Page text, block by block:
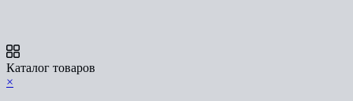
Каталог товаров
×